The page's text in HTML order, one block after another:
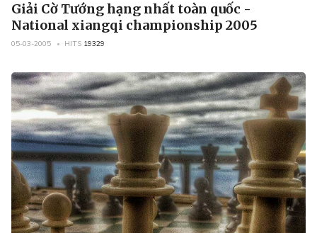
Giải Cờ Tướng hạng nhất toàn quốc -
National xiangqi championship 2005
05-03-2005 HITS 19329